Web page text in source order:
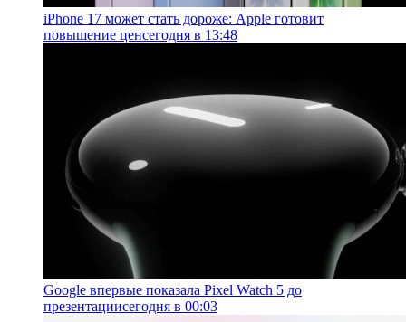
iPhone 17 может стать дороже: Apple готовит
повышение ценсегодня в 13:48
Google впервые показала Pixel Watch 5 до
презентациисегодня в 00:03